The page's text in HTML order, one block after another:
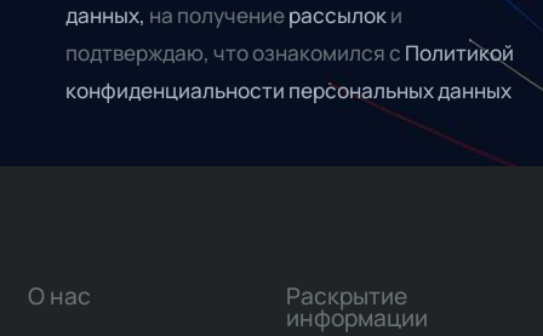
данных, на получениерассылоки
подтверждаю, что ознакомился с Политикой
конфиденциальности персональных данных
О нас Раскрытие
информации